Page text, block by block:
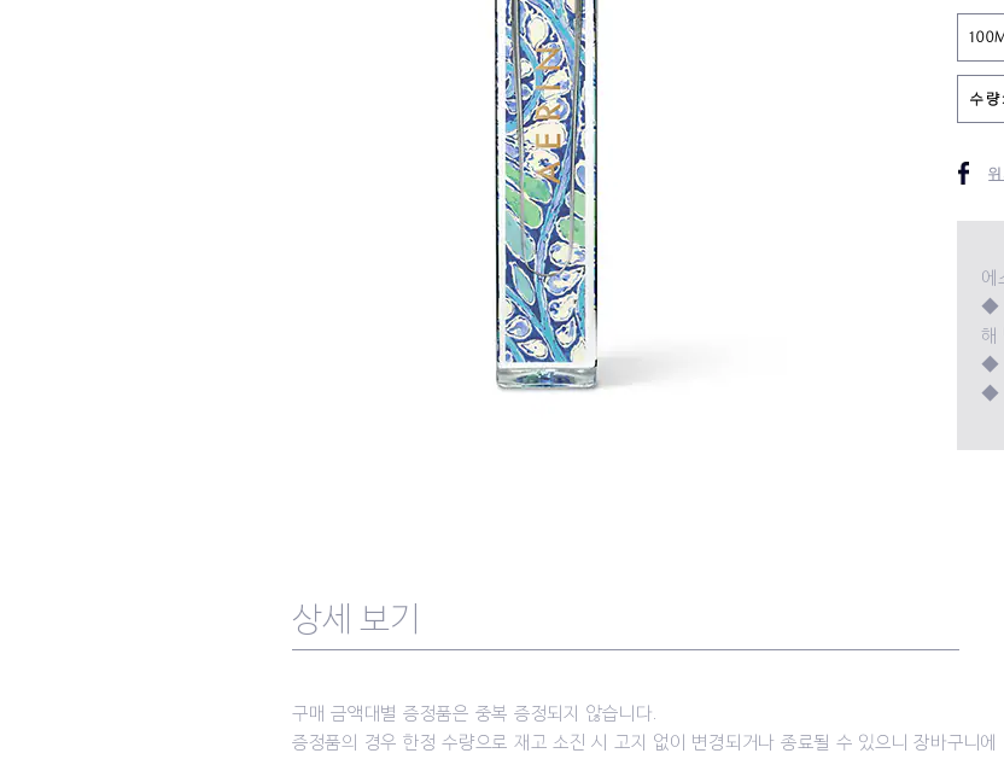
수량
에
◆
해
◆
◆
상세 보기
구매 금액대별 증정품은 중복 증정되지 않습니다.
증정품의 경우 한정 수량으로 재고 소진 시 고지 없이 변경되거나 종료될 수 있으니 장바구니에